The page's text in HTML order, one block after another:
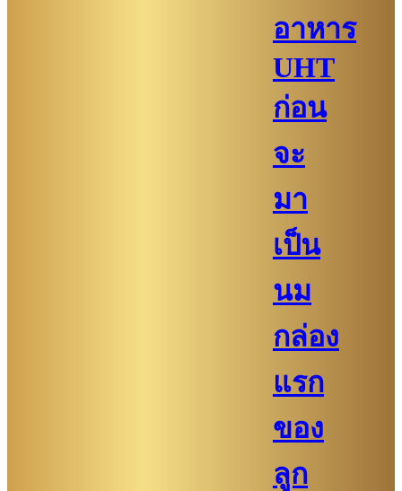
อาหาร
UHT
ก่อน
จะ
มา
เป็น
นม
กล่อง
แรก
ของ
ลูก